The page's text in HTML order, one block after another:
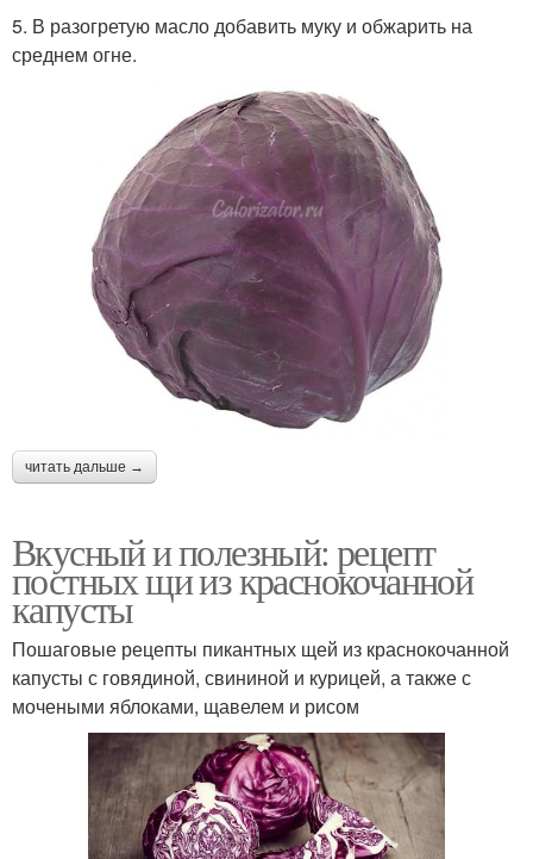
5. В разогретую масло добавить муку и обжарить на
среднем огне.
читать дальше →
Вкусный и полезный: рецепт
постных щи из краснокочанной
капусты
Пошаговые рецепты пикантных щей из краснокочанной
капусты с говядиной, свининой и курицей, а также с
мочеными яблоками, щавелем и рисом